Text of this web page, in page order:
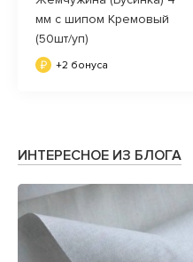
мм с шипом Кремовый
(50шт/уп)
+2 бонуса
ИНТЕРЕСНОЕ ИЗ БЛОГА